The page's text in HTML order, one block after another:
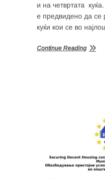
и на четвртата
е предвидено да се
куќи кои се во
Continue Reading